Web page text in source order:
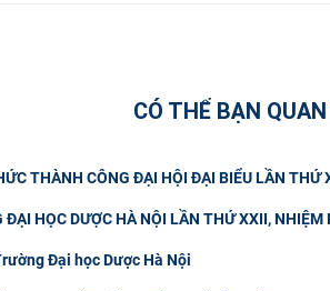
CÓ THỂ BẠN
THÀNH CÔNG ĐẠI HỘI ĐẠI BIỂU LẦN
ĐẠI HỌC DƯỢC HÀ NỘI LẦN THỨ XXII,
Đại học Dược Hà Nội